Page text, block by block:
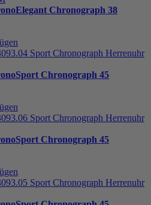
Elegant Chronograph 38
Sport Chronograph 45
Sport Chronograph 45